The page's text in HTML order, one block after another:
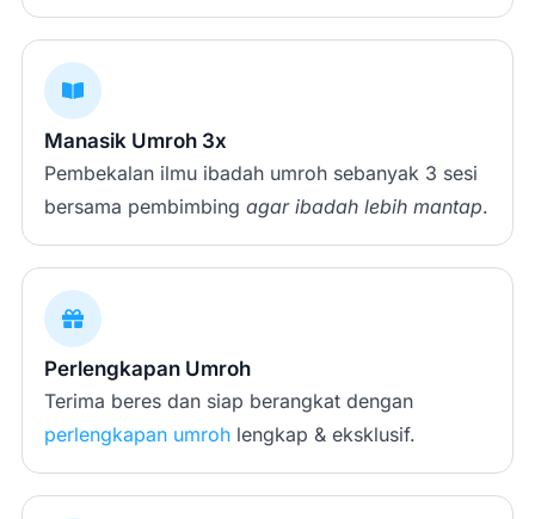
Manasik Umroh 3x
Pembekalan ilmu ibadah umroh sebanyak 3 sesi
bersama pembimbing agar ibadah lebih mantap.
Perlengkapan Umroh
Terima beres dan siap berangkat dengan
perlengkapan umroh lengkap & eksklusif.